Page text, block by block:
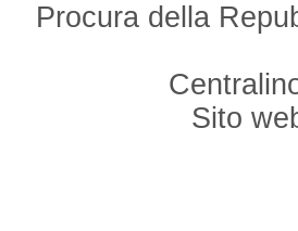
Procura della
Sito